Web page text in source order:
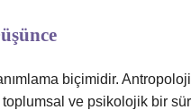
biçimidir.
ve psikolojik bir